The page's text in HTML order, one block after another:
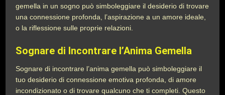
gemella in un sogno può simboleggiare il desiderio di trovare
una connessione profonda, l’aspirazione a un amore ideale,
o la riflessione sulle proprie relazioni.
Sognare di Incontrare l’Anima Gemella
Sognare di incontrare l’anima gemella può simboleggiare il
tuo desiderio di connessione emotiva profonda, di amore
incondizionato o di trovare qualcuno che ti completi. Questo